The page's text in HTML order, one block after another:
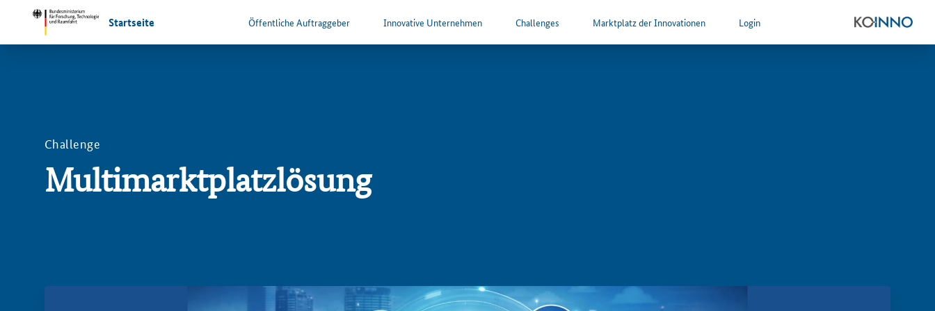
Startseite Öffentliche Auftraggeber Innovative Unternehmen Challenges Marktplatz der Innovationen Login
Challenge
Multimarktplatzlösung